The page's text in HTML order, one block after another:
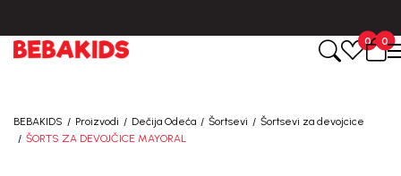
0
0
BEBAKIDS Proizvodi Dečija Odeća Šortsevi
Šortsevi za devojcice
ŠORTS ZA DEVOJČICE MAYORAL